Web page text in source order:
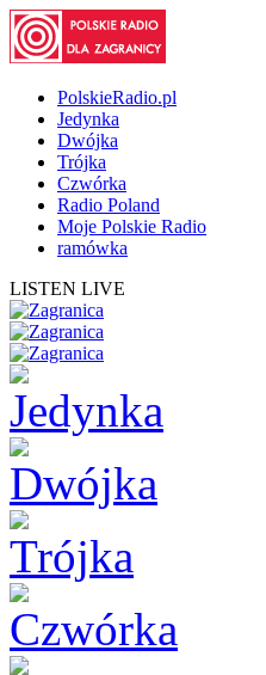
PolskieRadio.pl
Jedynka
Dwójka
Trójka
Czwórka
Radio Poland
Moje Polskie Radio
ramówka
LISTEN LIVE